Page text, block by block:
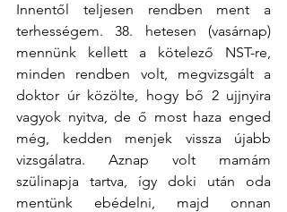
Innentől teljesen rendben ment a
terhességem. 38. hetesen (vasárnap)
mennünk kellett a kötelező NST-re,
minden rendben volt, megvizsgált a
doktor úr közölte, hogy bő 2 ujjnyira
vagyok nyitva, de ő most haza enged
még, kedden menjek vissza újabb
vizsgálatra. Aznap volt mamám
szülinapja tartva, így doki után oda
mentünk ebédelni, majd onnan